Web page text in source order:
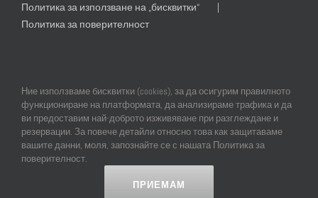
Политика за използване на „бисквитки“
Политика за поверителност
© Copyright2026 | All Rights Reserved | Professional Web Design and
SEO byOnline Creations Ltd
Facebook
Ние използваме бисквитки (cookies), за да осигурим правилното
функциониране на платформата, да анализираме трафика и да
ви предоставим най-доброто изживяване при разглеждане и
резервации. За повече детайли относно това как защитаваме
вашите данни, моля, запознайте се с нашата Политика за
поверителност.
ПРИЕМАМ